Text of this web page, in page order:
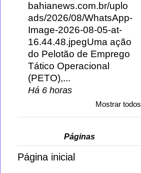
bahianews.com.br/uplo
ads/2026/08/WhatsApp-
Image-2026-08-05-at-
16.44.48.jpegUma ação
do Pelotão de Emprego
Tático Operacional
(PETO),...
Há 6 horas
Mostrar todos
Páginas
Página inicial